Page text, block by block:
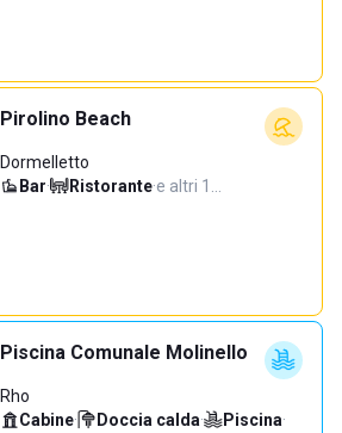
Pirolino Beach
Dormelletto
Bar· Ristorante·e altri 1…
Piscina Comunale Molinello
Rho
Cabine· Doccia calda· Piscina·